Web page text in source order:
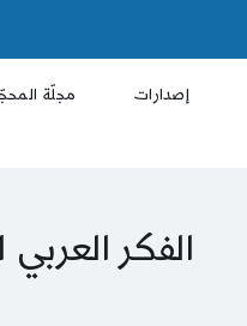
إصدارات مجلّة
الفكر